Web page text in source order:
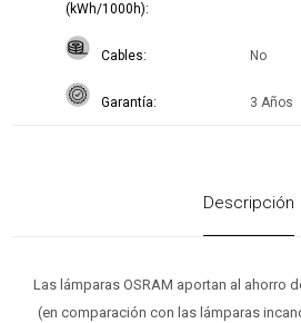
(kWh/1000h)
Cables No
Garantía 3 Años
Descripción
Las lámparas OSRAM aportan al ahorro
(en comparación con las lámparas